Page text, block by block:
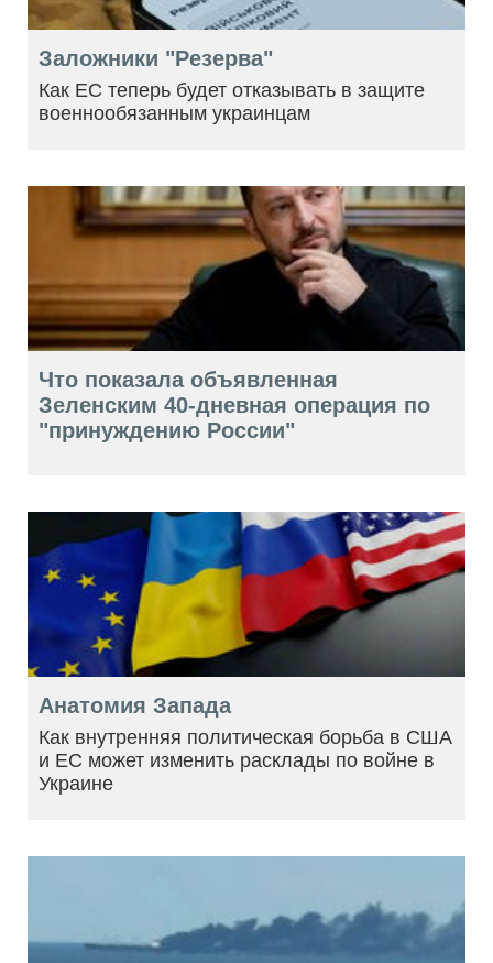
Заложники "Резерва"
Как ЕС теперь будет отказывать в защите
военнообязанным украинцам
Что показала объявленная
Зеленским 40-дневная операция по
"принуждению России"
Анатомия Запада
Как внутренняя политическая борьба в США
и ЕС может изменить расклады по войне в
Украине